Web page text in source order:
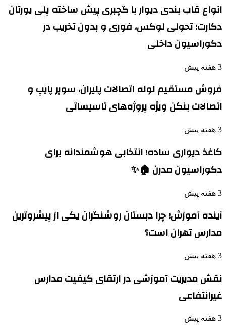
انواع قاب بندی دیوار با گچبری پیش ساخته پلی یورتان
دکارت؛ تحولی لوکس، فوری و بدون تخریب در
دکوراسیون داخلی
3 هفته پیش
فروش مستقیم لوله اتصالات پلیران، سوپر پایپ و
اتصالات بنکن ویژه پروژه‌های تاسیساتی
3 هفته پیش
کاغذ دیواری ساده؛ انتخابی هوشمندانه برای
دکوراسیون مدرن 🏠✨
3 هفته پیش
آینده آموزش؛ چرا دبستان روشنگران یکی از پیشروترین
مدارس تهران است؟
3 هفته پیش
نقش مدیریت آموزشی در ارتقای کیفیت مدارس
غیرانتفاعی
3 هفته پیش